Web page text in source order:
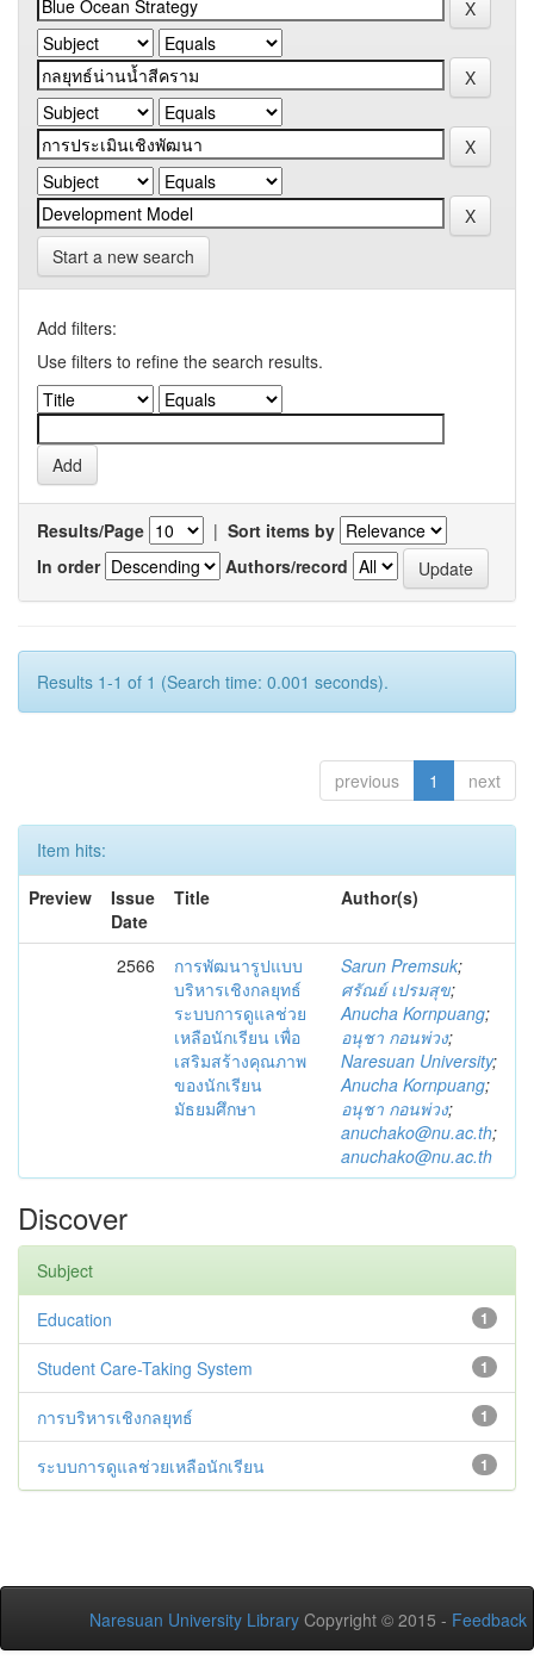
Start a new search
Add filters:
Use filters to refine the search results.
Results/Page | Sort items by
In order
Authors/record
Results 1-1 of 1 (Search time: 0.001 seconds).
previous 1 next
Item hits:
Preview
Issue
Date
Title Author(s)
2566
การพัฒนารูปแบบ
บริหารเชิงกลยุทธ์
ระบบการดูแลช่วย
เหลือนักเรียน เพื่อ
เสริมสร้างคุณภาพ
ของนักเรียน
มัธยมศึกษา
Sarun Premsuk;
ศรัณย์ เปรมสุข;
Anucha Kornpuang;
อนุชา กอนพ่วง;
Naresuan University;
Anucha Kornpuang;
อนุชา กอนพ่วง;
anuchako@nu.ac.th;
anuchako@nu.ac.th
Discover
Subject
1
Education
1
Student Care-Taking System
1
การบริหารเชิงกลยุทธ์
1
ระบบการดูแลช่วยเหลือนักเรียน
Naresuan University Library Copyright © 2015 - Feedback